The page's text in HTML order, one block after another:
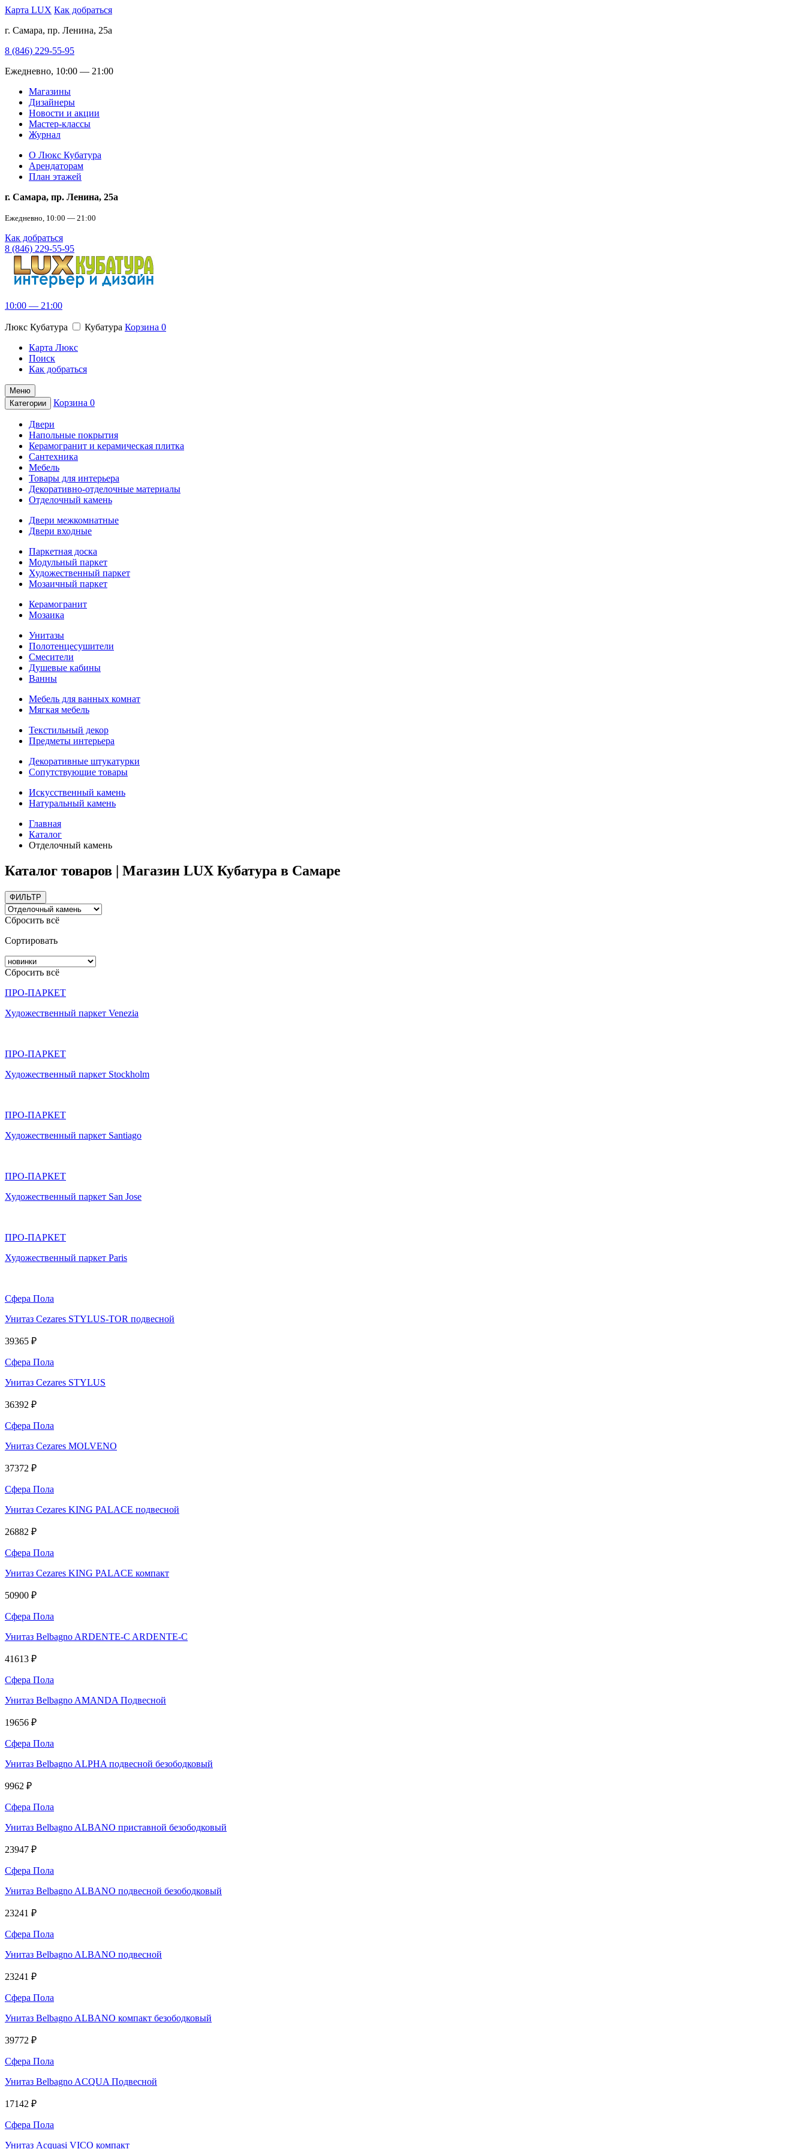
Карта LUX Как добраться
г. Самара, пр. Ленина, 25а
8 (846) 229-55-95
Ежедневно, 10:00 — 21:00
Магазины
Дизайнеры
Новости и акции
Мастер-классы
Журнал
О Люкс Кубатура
Арендаторам
План этажей
г. Самара, пр. Ленина, 25а
Ежедневно, 10:00 — 21:00
Как добраться
8 (846) 229-55-95
10:00 — 21:00
Люкс Кубатура Кубатура Корзина 0
Карта Люкс
Поиск
Как добраться
Меню
Категории
Корзина 0
Двери
Напольные покрытия
Керамогранит и керамическая плитка
Сантехника
Мебель
Товары для интерьера
Декоративно-отделочные материалы
Отделочный камень
Двери межкомнатные
Двери входные
Паркетная доска
Модульный паркет
Художественный паркет
Мозаичный паркет
Керамогранит
Мозаика
Унитазы
Полотенцесушители
Смесители
Душевые кабины
Ванны
Мебель для ванных комнат
Мягкая мебель
Текстильный декор
Предметы интерьера
Декоративные штукатурки
Сопутствующие товары
Искусственный камень
Натуральный камень
Главная
Каталог
Отделочный камень
Каталог товаров | Магазин LUX Кубатура в Самаре
ФИЛЬТР
Сбросить всё
Сортировать
Сбросить всё
ПРО-ПАРКЕТ
Художественный паркет Venezia
ПРО-ПАРКЕТ
Художественный паркет Stockholm
ПРО-ПАРКЕТ
Художественный паркет Santiago
ПРО-ПАРКЕТ
Художественный паркет San Jose
ПРО-ПАРКЕТ
Художественный паркет Paris
Сфера Пола
Унитаз Cezares STYLUS-TOR подвесной
39365 ₽
Сфера Пола
Унитаз Cezares STYLUS
36392 ₽
Сфера Пола
Унитаз Cezares MOLVENO
37372 ₽
Сфера Пола
Унитаз Cezares KING PALACE подвесной
26882 ₽
Сфера Пола
Унитаз Cezares KING PALACE компакт
50900 ₽
Сфера Пола
Унитаз Belbagno ARDENTE-C ARDENTE-C
41613 ₽
Сфера Пола
Унитаз Belbagno AMANDA Подвесной
19656 ₽
Сфера Пола
Унитаз Belbagno ALPHA подвесной безободковый
9962 ₽
Сфера Пола
Унитаз Belbagno ALBANO приставной безободковый
23947 ₽
Сфера Пола
Унитаз Belbagno ALBANO подвесной безободковый
23241 ₽
Сфера Пола
Унитаз Belbagno ALBANO подвесной
23241 ₽
Сфера Пола
Унитаз Belbagno ALBANO компакт безободковый
39772 ₽
Сфера Пола
Унитаз Belbagno ACQUA Подвесной
17142 ₽
Сфера Пола
Унитаз Acquasi VICO компакт